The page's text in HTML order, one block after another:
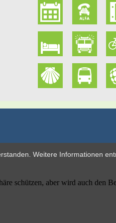
Weitere Informationen